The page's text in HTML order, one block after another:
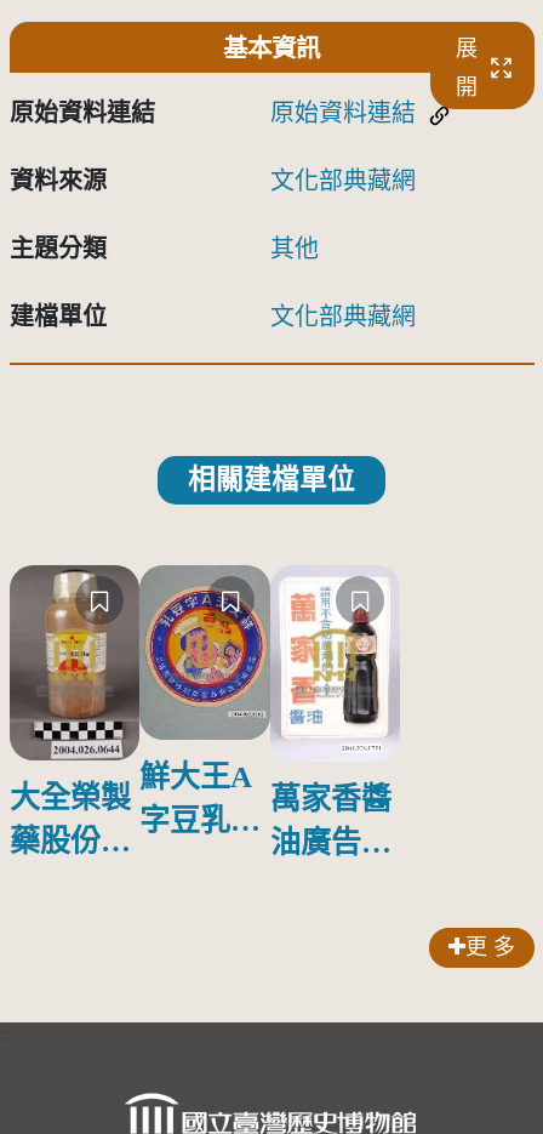
基本資訊
展
開
原始資料連結 原始資料連結
資料來源 文化部典藏網
主題分類 其他
建檔單位 文化部典藏網
相關建檔單位
大全榮製
藥股份有
鮮大王A
字豆乳罐
萬家香醬
油廣告塑
更 多